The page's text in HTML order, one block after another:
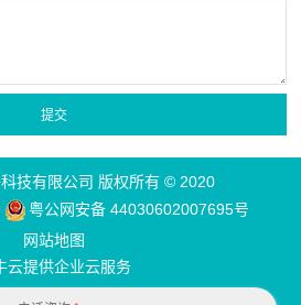
技有限公司 版权所有 © 2020
粤公网安备 44030602007695号
网站地图
云提供企业云服务